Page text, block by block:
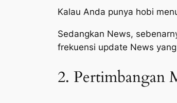
Kalau Anda punya hobi
Sedangkan News,
frekuensi update News
2. Pertimbangan